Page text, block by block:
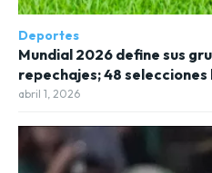
Deportes
Mundial 2026 define sus
repechajes; 48 selecciones
abril 1, 2026